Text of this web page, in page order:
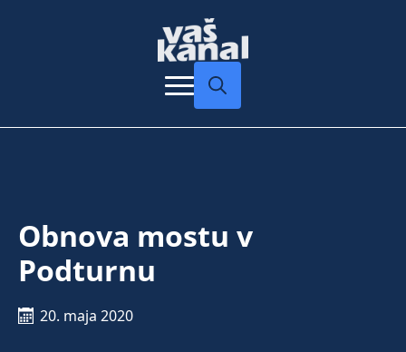
Obnova mostu v
Podturnu
20. maja 2020